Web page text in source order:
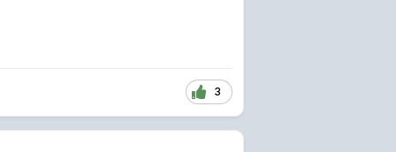
3